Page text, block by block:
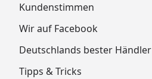
Kundenstimmen
Wir auf Facebook
Deutschlands bester Händler
Tipps & Tricks